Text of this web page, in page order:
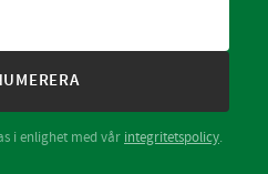
i enlighet med vår integritetspolicy.